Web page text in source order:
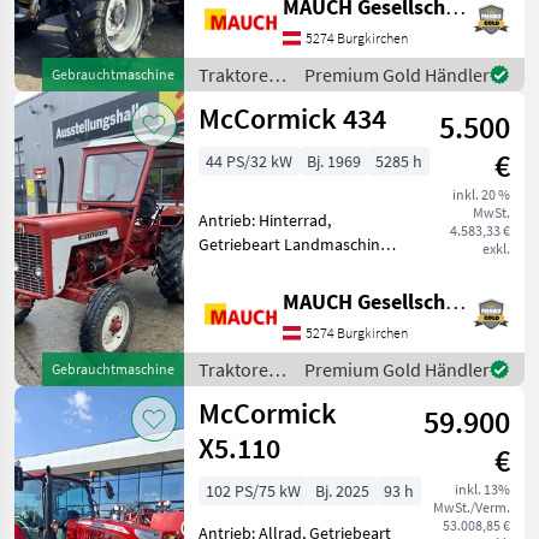
Gebrauchtmaschine
automatisch, Bolzengröße
Anhängevorrichtung (mm):
32mm,
Höchstgeschwindigkeit in
km/h: 40 km/h, Getriebeart
Landmaschin
MAUCH Gesellschaft m.b.H. & Co.KG
5274 Burgkirchen
Traktoren
/
McCormick
Premium Gold Händler
Gebrauchtmaschine
McCormick 434
5.500
€
inkl. 20 %
MwSt.
4.583,33 €
exkl.
44 PS/32 kW Bj. 1969 5285 h
Antrieb: Hinterrad,
Getriebeart Landmaschine:
Verdeck, Bolzengröße
Anhängevorrichtung (mm):
32mm, Oberlenker hinten:
mechanisch,
Anhängevorrich
MAUCH Gesellschaft m.b.H. & Co.KG
5274 Burgkirchen
Traktoren
/
McCormick
Premium Gold Händler
McCormick
X5.110
59.900
€
inkl. 13%
MwSt./Verm.
53.008,85 €
102 PS/75 kW Bj. 2025
93 h
Antrieb: Allrad, Getriebeart